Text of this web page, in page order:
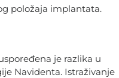
položaja implantata.
je razlika u
Navidenta. Istraživanje